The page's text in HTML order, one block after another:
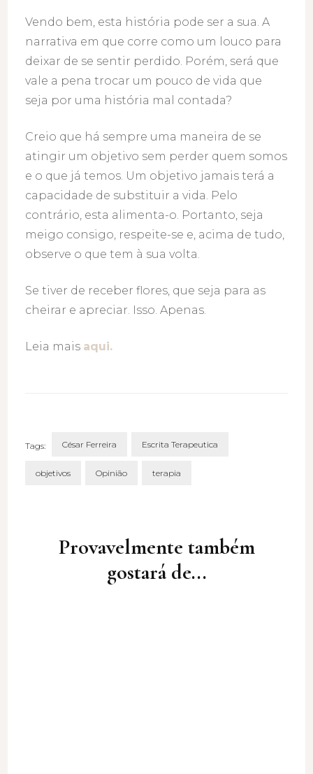
Vendo bem, esta história pode ser a sua. A
narrativa em que corre como um louco para
deixar de se sentir perdido. Porém, será que
vale a pena trocar um pouco de vida que
seja por uma história mal contada?
Creio que há sempre uma maneira de se
atingir um objetivo sem perder quem somos
e o que já temos. Um objetivo jamais terá a
capacidade de substituir a vida. Pelo
contrário, esta alimenta-o. Portanto, seja
meigo consigo, respeite-se e, acima de tudo,
observe o que tem à sua volta.
Se tiver de receber flores, que seja para as
cheirar e apreciar. Isso. Apenas.
Leia mais aqui.
Tags: César Ferreira Escrita Terapeutica
objetivos Opinião terapia
Provavelmente também
gostará de...